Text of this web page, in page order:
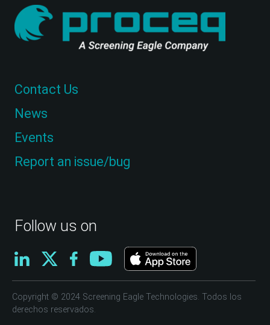
Follow us on
Contact Us
News
Events
Report an issue/bug
Copyright © 2024 Screening Eagle Technologies. Todos los
derechos reservados.